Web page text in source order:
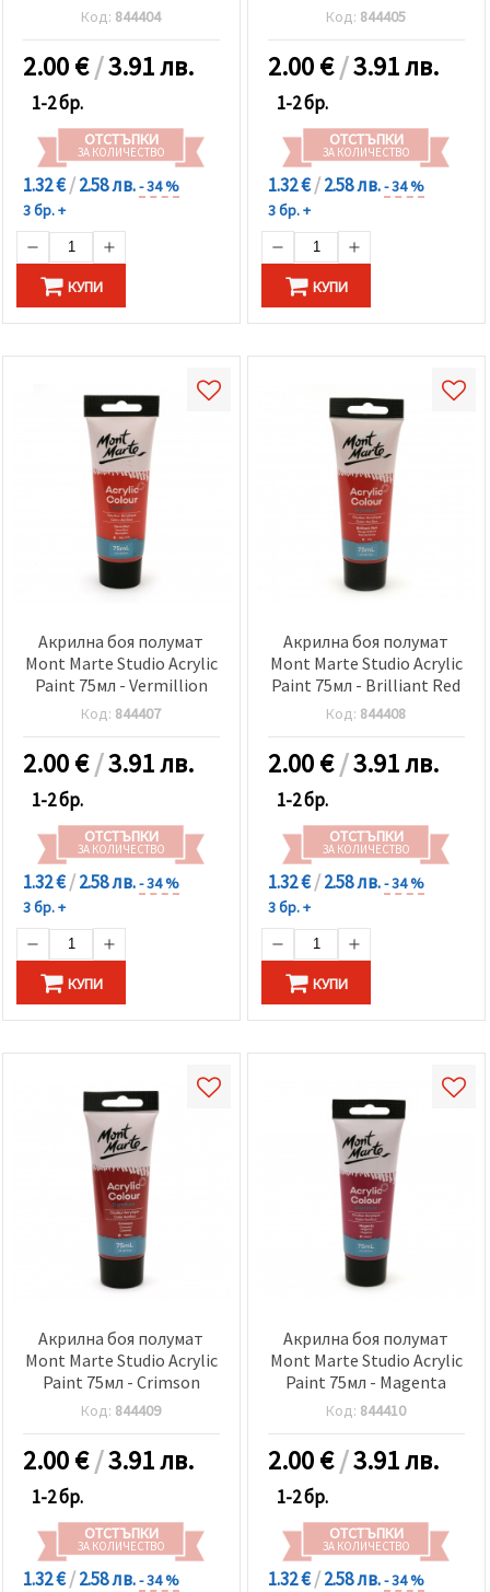
Код: 844404
2.00€/3.91 лв.
1-2 бр.
ОТСТЪПКИ
ЗА КОЛИЧЕСТВО
1.32 €/2.58 лв.- 34 %
3 бр. +
КУПИ
Код: 844405
2.00€/3.91 лв.
1-2 бр.
ОТСТЪПКИ
ЗА КОЛИЧЕСТВО
1.32 €/2.58 лв.- 34 %
3 бр. +
КУПИ
Акрилна боя полумат
Mont Marte Studio Acrylic
Paint 75мл - Vermillion
Код: 844407
2.00€/3.91 лв.
1-2 бр.
ОТСТЪПКИ
ЗА КОЛИЧЕСТВО
1.32 €/2.58 лв.- 34 %
3 бр. +
КУПИ
Акрилна боя полумат
Mont Marte Studio Acrylic
Paint 75мл - Brilliant Red
Код: 844408
2.00€/3.91 лв.
1-2 бр.
ОТСТЪПКИ
ЗА КОЛИЧЕСТВО
1.32 €/2.58 лв.- 34 %
3 бр. +
КУПИ
Акрилна боя полумат
Mont Marte Studio Acrylic
Paint 75мл - Crimson
Код: 844409
2.00€/3.91 лв.
1-2 бр.
ОТСТЪПКИ
ЗА КОЛИЧЕСТВО
1.32 €/2.58 лв.- 34 %
Акрилна боя полумат
Mont Marte Studio Acrylic
Paint 75мл - Magenta
Код: 844410
2.00€/3.91 лв.
1-2 бр.
ОТСТЪПКИ
ЗА КОЛИЧЕСТВО
1.32 €/2.58 лв.- 34 %